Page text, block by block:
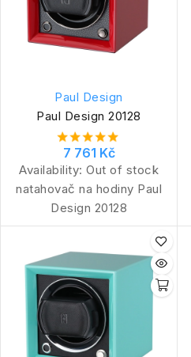
Paul Design
Paul Design 20128
7 761 Kč
Availability: Out of stock
natahovač na hodiny Paul
Design 20128